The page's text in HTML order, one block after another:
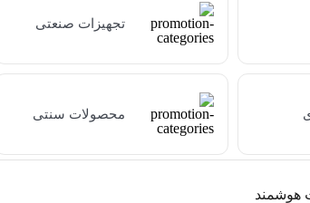
تجهیزات صنعتی
محصولات سنتی
هوشمند